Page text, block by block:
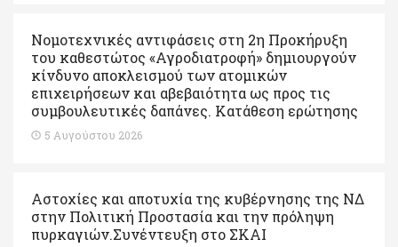
Νομοτεχνικές αντιφάσεις στη 2η Προκήρυξη
του καθεστώτος «Αγροδιατροφή» δημιουργούν
κίνδυνο αποκλεισμού των ατομικών
επιχειρήσεων και αβεβαιότητα ως προς τις
συμβουλευτικές δαπάνες. Κατάθεση ερώτησης
5 Αυγούστου 2026
Αστοχίες και αποτυχία της κυβέρνησης της ΝΔ
στην Πολιτική Προστασία και την πρόληψη
πυρκαγιών.Συνέντευξη στο ΣΚΑΙ